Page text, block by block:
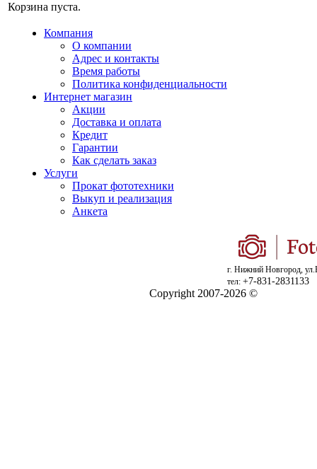
Корзина пуста.
Компания
О компании
Адрес и контакты
Время работы
Политика конфиденциальности
Интернет магазин
Акции
Доставка и оплата
Кредит
Гарантии
Как сделать заказ
Услуги
Прокат фототехники
Выкуп и реализация
Анкета
г. Нижний Новгород,
тел: +7-831-2831133
Copyright 2007-2026 ©